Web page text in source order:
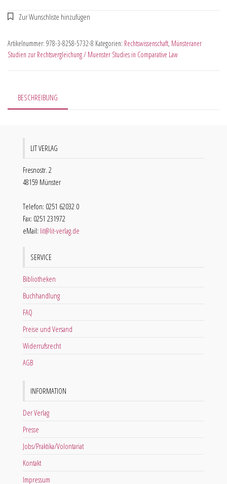
Artikelnummer: 978-3-8258-5732-8 Kategorien: Rechtswissenschaft, Münsteraner
Studien zur Rechtsvergleichung / Muenster Studies in Comparative Law
BESCHREIBUNG
LIT VERLAG
Fresnostr. 2
48159 Münster
Telefon: 0251 62032 0
Fax: 0251 231972
eMail: lit@lit-verlag.de
SERVICE
Bibliotheken
Buchhandlung
FAQ
Preise und Versand
Widerrufsrecht
AGB
INFORMATION
Der Verlag
Presse
Jobs/Praktika/Volontariat
Kontakt
Impressum